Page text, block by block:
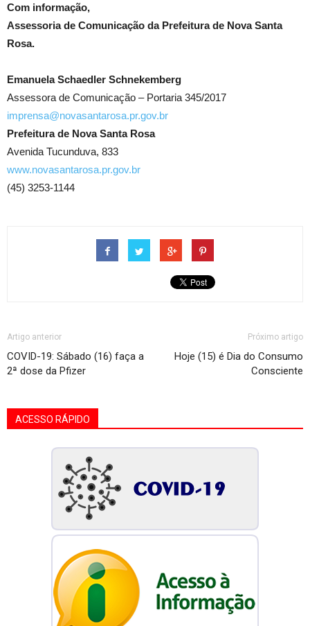
Com informação,
Assessoria de Comunicação da Prefeitura de Nova Santa
Rosa.
Emanuela Schaedler Schnekemberg
Assessora de Comunicação – Portaria 345/2017
imprensa@novasantarosa.pr.gov.br
Prefeitura de Nova Santa Rosa
Avenida Tucunduva, 833
www.novasantarosa.pr.gov.br
(45) 3253-1144
Artigo anterior
COVID-19: Sábado (16) faça a
2ª dose da Pfizer
Próximo artigo
Hoje (15) é Dia do Consumo
Consciente
ACESSO RÁPIDO